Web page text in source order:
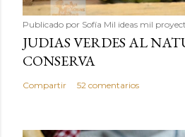
Publicado por Sofía Mil ideas mil
JUDIAS VERDES AL
CONSERVA
Compartir 52 comentarios